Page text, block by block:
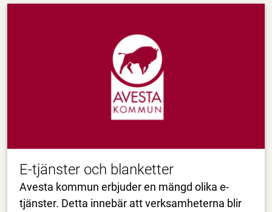
E-tjänster och blanketter
Avesta kommun erbjuder en mängd olika e-
tjänster. Detta innebär att verksamheterna blir